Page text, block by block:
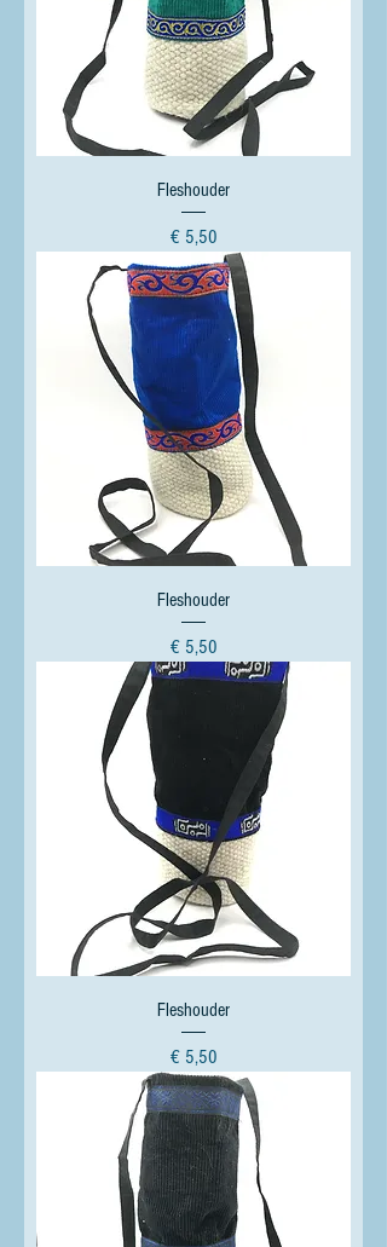
Fleshouder
Prijs
€ 5,50
Fleshouder
Prijs
€ 5,50
Fleshouder
Prijs
€ 5,50